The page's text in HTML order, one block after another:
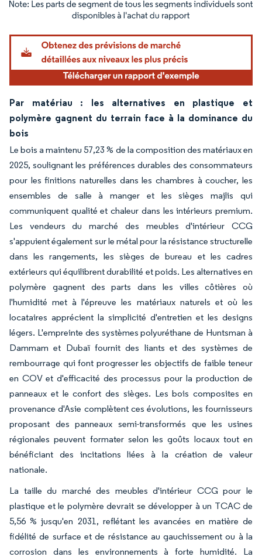
Image © Mordor Intelligence. La réutilisation nécessite une attribution sous CC BY
Par matériau : les alternatives en plastique et
polymère gagnent du terrain face à la dominance du
bois
Le bois a maintenu 57,23 % de la composition des matériaux en
2025, soulignant les préférences durables des consommateurs
pour les finitions naturelles dans les chambres à coucher, les
ensembles de salle à manger et les sièges majlis qui
communiquent qualité et chaleur dans les intérieurs premium.
Les vendeurs du marché des meubles d'intérieur CCG
s'appuient également sur le métal pour la résistance structurelle
dans les rangements, les sièges de bureau et les cadres
extérieurs qui équilibrent durabilité et poids. Les alternatives en
polymère gagnent des parts dans les villes côtières où
l'humidité met à l'épreuve les matériaux naturels et où les
locataires apprécient la simplicité d'entretien et les designs
légers. L'empreinte des systèmes polyuréthane de Huntsman à
Dammam et Dubaï fournit des liants et des systèmes de
rembourrage qui font progresser les objectifs de faible teneur
en COV et d'efficacité des processus pour la production de
panneaux et le confort des sièges. Les bois composites en
provenance d'Asie complètent ces évolutions, les fournisseurs
proposant des panneaux semi-transformés que les usines
régionales peuvent formater selon les goûts locaux tout en
bénéficiant des incitations liées à la création de valeur
nationale.
La taille du marché des meubles d'intérieur CCG pour le
plastique et le polymère devrait se développer à un TCAC de
5,56 % jusqu'en 2031, reflétant les avancées en matière de
fidélité de surface et de résistance au gauchissement ou à la
corrosion dans les environnements à forte humidité. La